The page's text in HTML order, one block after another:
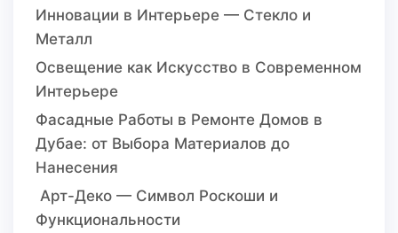
Инновации в Интерьере — Стекло и
Металл
Освещение как Искусство в Современном
Интерьере
Фасадные Работы в Ремонте Домов в
Дубае: от Выбора Материалов до
Нанесения
Арт-Деко — Символ Роскоши и
Функциональности